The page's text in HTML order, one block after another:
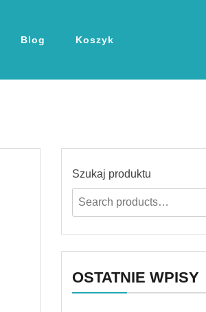
Blog Koszyk
Szukaj produktu
OSTATNIE WPISY